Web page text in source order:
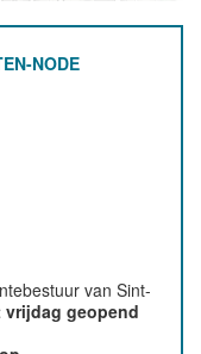
NODE
van Sint-
vrijdag geopend